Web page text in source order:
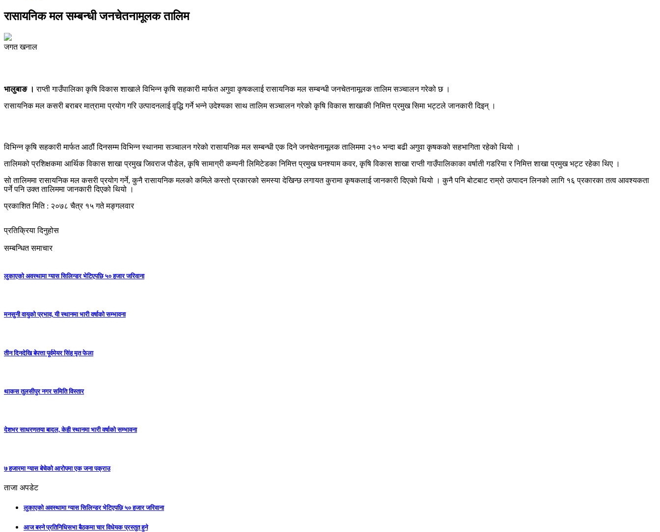
रासायनिक मल सम्बन्धी जनचेतनामूलक तालिम
जगत खनाल
भालुबाङ ।राप्ती गाउँपालिका कृषि विकास शाखाले विभिन्न कृषि सहकारी मार्फत अगुवा कृषकलाई रासायनिक मल सम्बन्धी जनचेतनामूलक तालिम सञ्चालन गरेको छ ।
रासायनिक मल कसरी बराबर मात्रामा प्रयोग गरि उत्पादनलाई वृद्धि गर्ने भन्ने उदेश्यका साथ तालिम सञ्चालन गरेको कृषि विकास शाखाकी निमित्त प्रमुख सिमा भट्टले जानकारी दिइन् ।
विभिन्न कृषि सहकारी मार्फत आठौं दिनसम्म विभिन्न स्थानमा सञ्चालन गरेको रासायनिक मल सम्बन्धी एक दिने जनचेतनामूलक तालिममा २१० भन्दा बढी अगुवा कृषकको सहभागिता रहेको थियो ।
तालिमको प्रशिक्षकमा आर्थिक विकास शाखा प्रमुख जिवराज पौडेल, कृषि सामाग्री कम्पनी लिमिटेडका निमित्त प्रमुख घनश्याम कवर, कृषि विकास शाखा राप्ती गाउँपालिकाका वर्षाती गडरिया र निमित्त शाखा प्रमुख भट्ट रहेका थिए ।
सो तालिममा रासायनिक मल कसरी प्रयोग गर्ने, कुनै रासायनिक मलको कमिले कस्तो प्रकारको समस्या देखिन्छ लगायत कुरामा कृषकलाई जानकारी दिएको थियो । कुनै पनि बोटबाट राम्रो उत्पादन लिनको लागि १६ प्रकारका तत्व आवश्यकता
पर्ने पनि उक्त तालिममा जानकारी दिएको थियो ।
प्रकाशित मिति : २०७८ चैत्र १५ गते मङ्गलवार
प्रतिक्रिया दिनुहोस
सम्बन्धित समाचार
लुकाएको अवस्थामा ग्यास सिलिन्डर भेटिएपछि ५० हजार जरिवाना
मनसुनी वायुको प्रभाव, यी स्थानमा भारी वर्षाको सम्भावना
तीन दिनदेखि बेपत्ता पूर्वमेयर सिंह मृत फेला
थाकस तुलसीपुर नगर समिति विस्तार
देशभर साधरणतया बादल, केही स्थानमा भारी वर्षाको सम्भावना
७ हजारमा ग्यास बेचेको आरोपमा एक जना पक्राउ
ताजा अपडेट
लुकाएको अवस्थामा ग्यास सिलिन्डर भेटिएपछि ५० हजार जरिवाना
आज बस्ने प्रतिनिधिसभा बैठकमा चार विधेयक प्रस्तुत हुने